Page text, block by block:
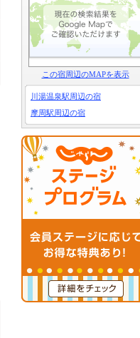
この宿周辺のMAPを表示
川湯温泉駅周辺の宿
摩周駅周辺の宿